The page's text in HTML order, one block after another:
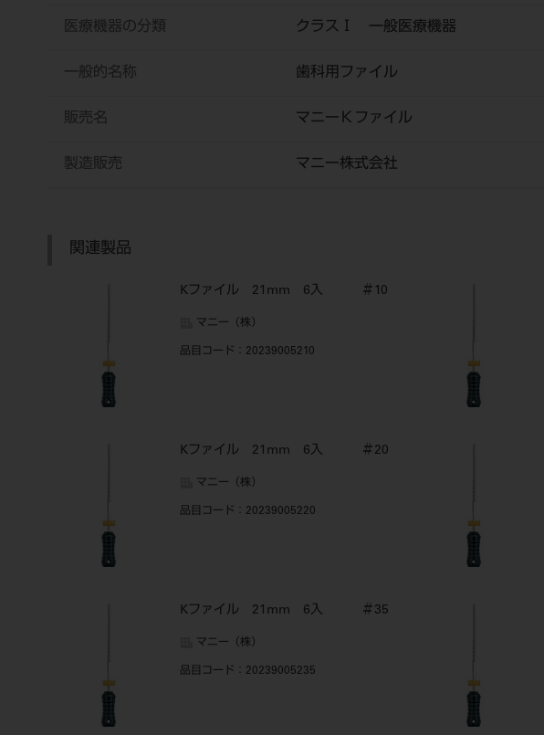
医療機器の分類 クラスⅠ 一般医療機器
一般的名称 歯科用ファイル
販売名 マニーＫファイル
製造販売 マニー株式会社
関連製品
Kファイル 21mm 6入 ＃10
マニー（株）
品目コード ：20239005210
Kファイル 21mm 6入 ＃20
マニー（株）
品目コード ：20239005220
Kファイル 21mm 6入 ＃35
マニー（株）
品目コード ：20239005235